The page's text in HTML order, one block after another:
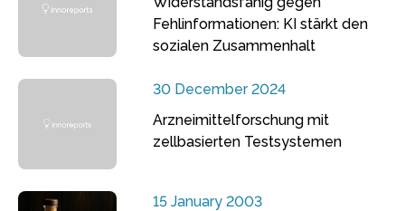
Fehlinformationen: KI stärkt den
sozialen Zusammenhalt
30 December 2024
Arzneimittelforschung mit
zellbasierten Testsystemen
15 January 2003